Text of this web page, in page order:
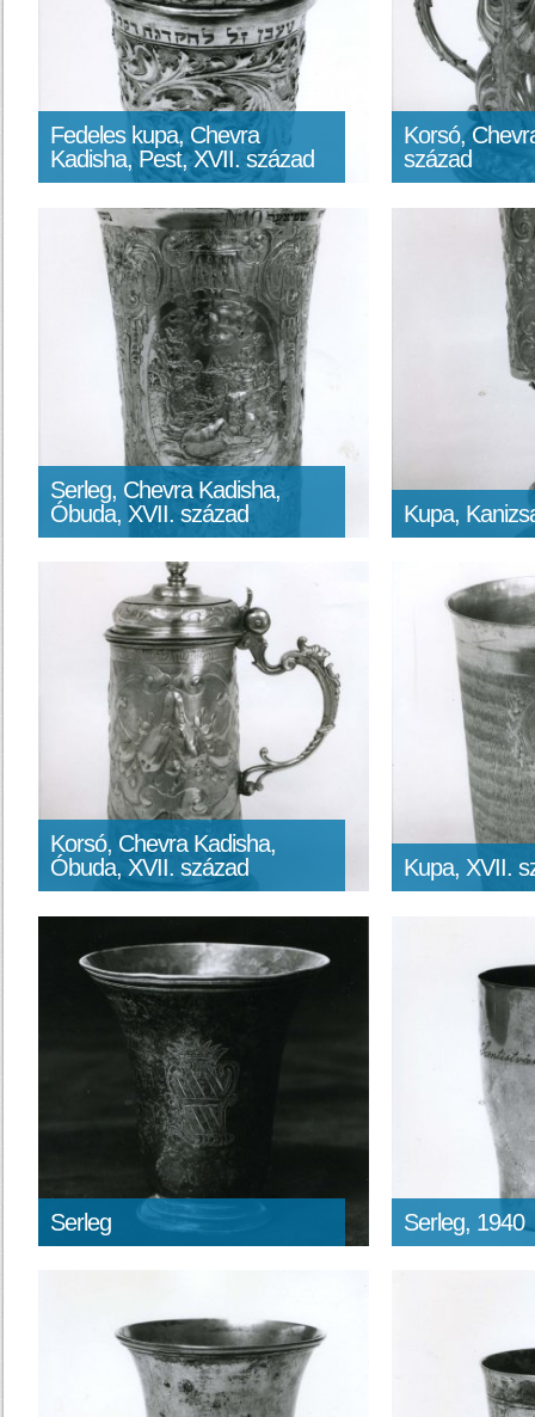
Fedeles kupa, Chevra
Kadisha, Pest, XVII. század
Korsó,
század
Serleg, Chevra Kadisha,
Óbuda, XVII. század
Kupa,
Korsó, Chevra Kadisha,
Óbuda, XVII. század
Kupa, XVII.
Serleg Serleg, 1940